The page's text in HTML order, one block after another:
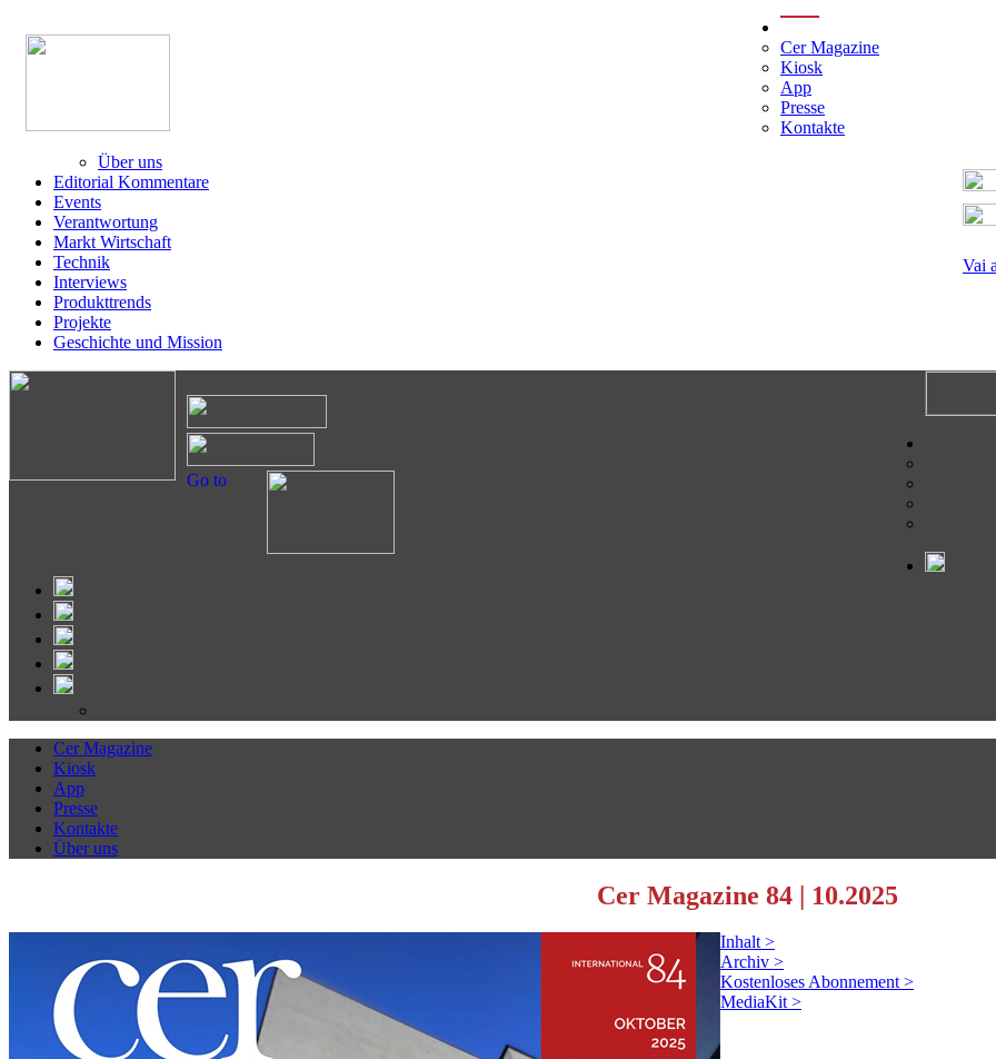
Vai a
Cer Magazine
Kiosk
App
Presse
Kontakte
Über uns
Editorial Kommentare
Events
Verantwortung
Markt Wirtschaft
Technik
Interviews
Produkttrends
Projekte
Geschichte und Mission
Go to
Cer Magazine
Kiosk
App
Presse
Kontakte
Über uns
Cer Magazine 84 | 10.2025
Inhalt >
Archiv >
Kostenloses Abonnement >
MediaKit >